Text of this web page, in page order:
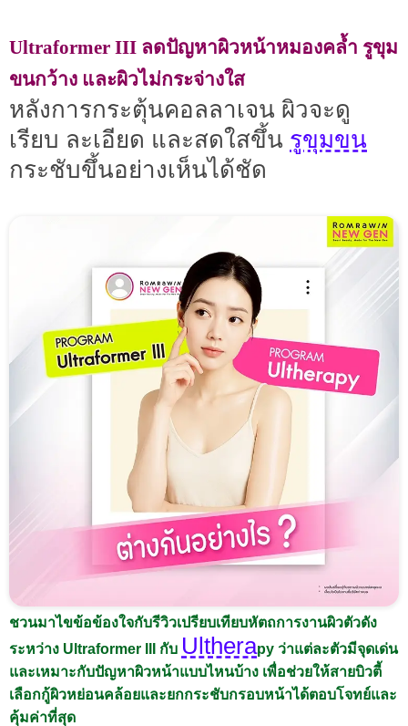
Ultraformer III ลดปัญหาผิวหน้าหมองคล้ำ รูขุม
ขนกว้าง และผิวไม่กระจ่างใส
หลังการกระตุ้นคอลลาเจน ผิวจะดู
เรียบ ละเอียด และสดใสขึ้น รูขุมขน
กระชับขึ้นอย่างเห็นได้ชัด
ชวนมาไขข้อข้องใจกับรีวิวเปรียบเทียบหัตถการงานผิวตัวดัง
ระหว่าง Ultraformer III กับ Ultherapy ว่าแต่ละตัวมีจุดเด่น
และเหมาะกับปัญหาผิวหน้าแบบไหนบ้าง เพื่อช่วยให้สายบิวตี้
เลือกกู้ผิวหย่อนคล้อยและยกกระชับกรอบหน้าได้ตอบโจทย์และ
คุ้มค่าที่สุด